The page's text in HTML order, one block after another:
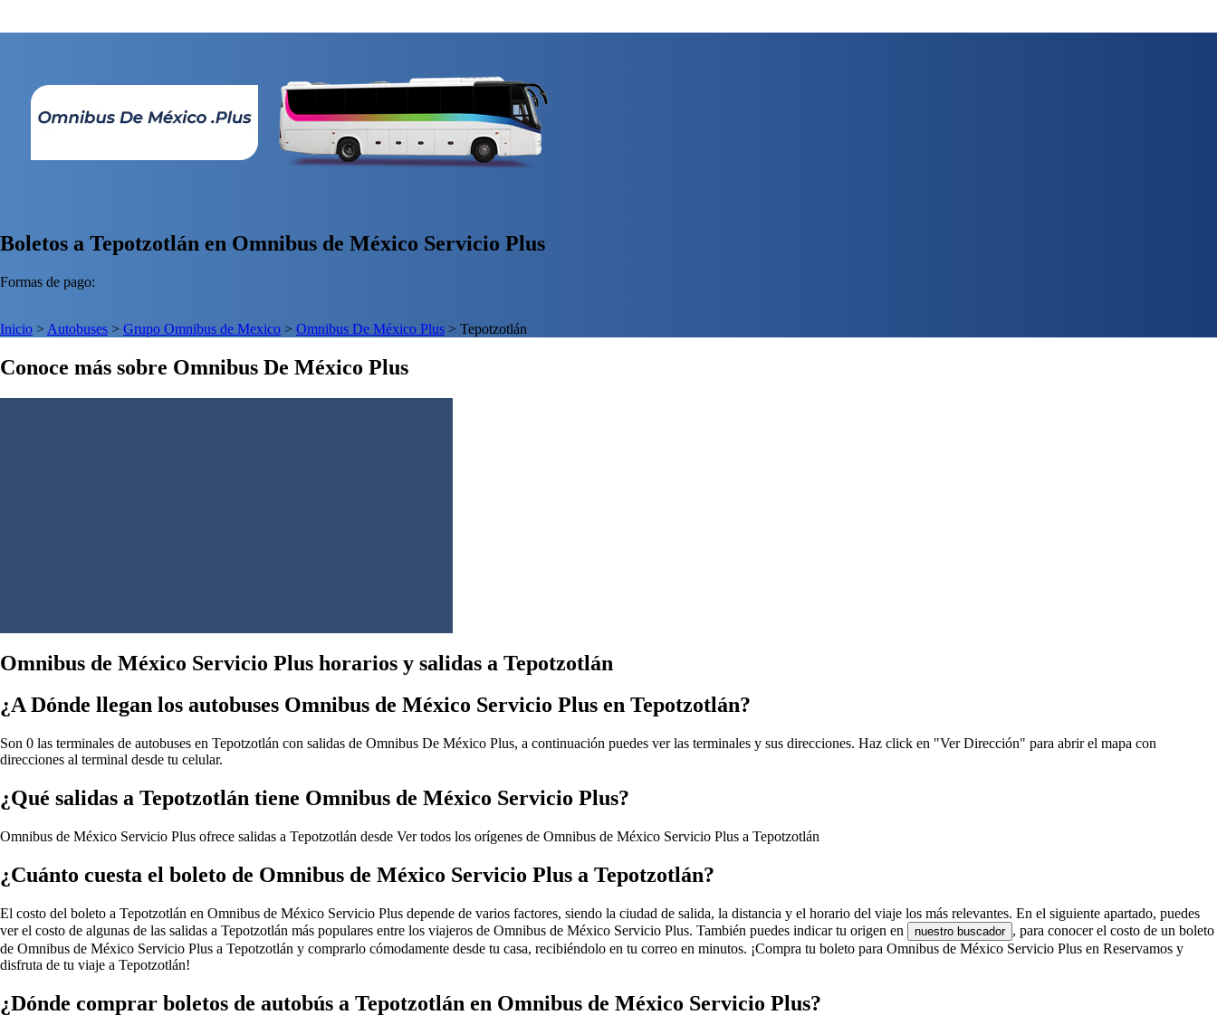
Boletos a Tepotzotlán en Omnibus de México Servicio Plus
Formas de pago:
Inicio > Autobuses > Grupo Omnibus de Mexico > Omnibus De México Plus > Tepotzotlán
Conoce más sobre Omnibus De México Plus
Omnibus de México Servicio Plus horarios y salidas a Tepotzotlán
¿A Dónde llegan los autobuses Omnibus de México Servicio Plus en Tepotzotlán?
Son 0 las terminales de autobuses en Tepotzotlán con salidas de Omnibus De México Plus, a continuación puedes ver las terminales y sus direcciones. Haz click en "Ver Dirección" para abrir el mapa con
direcciones al terminal desde tu celular.
¿Qué salidas a Tepotzotlán tiene Omnibus de México Servicio Plus?
Omnibus de México Servicio Plus ofrece salidas a Tepotzotlán desde Ver todos los orígenes de Omnibus de México Servicio Plus a Tepotzotlán
¿Cuánto cuesta el boleto de Omnibus de México Servicio Plus a Tepotzotlán?
El costo del boleto a Tepotzotlán en Omnibus de México Servicio Plus depende de varios factores, siendo la ciudad de salida, la distancia y el horario del viaje los más relevantes. En el siguiente apartado, puedes
ver el costo de algunas de las salidas a Tepotzotlán más populares entre los viajeros de Omnibus de México Servicio Plus. También puedes indicar tu origen en
nuestro buscador , para conocer el costo de un boleto
de Omnibus de México Servicio Plus a Tepotzotlán y comprarlo cómodamente desde tu casa, recibiéndolo en tu correo en minutos. ¡Compra tu boleto para Omnibus de México Servicio Plus en Reservamos y
disfruta de tu viaje a Tepotzotlán!
¿Dónde comprar boletos de autobús a Tepotzotlán en Omnibus de México Servicio Plus?